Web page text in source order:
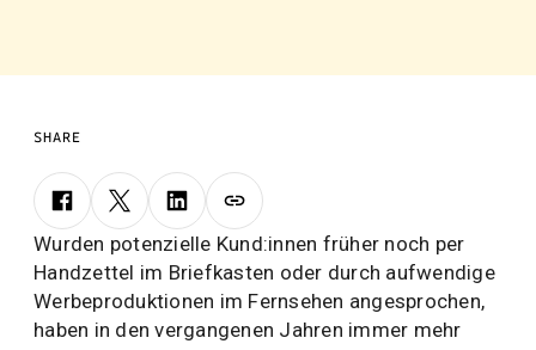
Digital und Social in der Werbestrategie des
SHARE
Wurden potenzielle Kund:innen früher noch per
Handzettel im Briefkasten oder durch aufwendige
Werbeproduktionen im Fernsehen angesprochen,
haben in den vergangenen Jahren immer mehr